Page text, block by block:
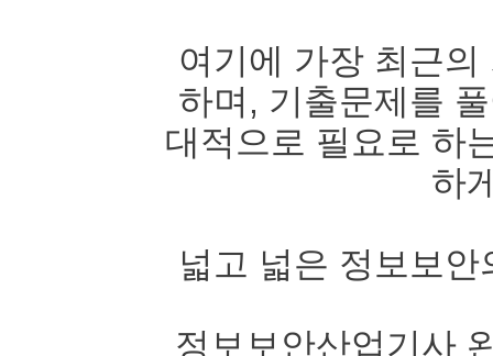
여기에 가장 최근
하며, 기출문제를
대적으로 필요로 하
하
넓고 넓은 정보보
정보보안산업기사